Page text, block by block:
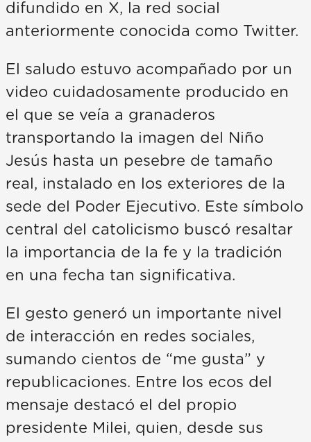
difundido en X, la red social
anteriormente conocida como Twitter.
El saludo estuvo acompañado por un
video cuidadosamente producido en
el que se veía a granaderos
transportando la imagen del Niño
Jesús hasta un pesebre de tamaño
real, instalado en los exteriores de la
sede del Poder Ejecutivo. Este símbolo
central del catolicismo buscó resaltar
la importancia de la fe y la tradición
en una fecha tan significativa.
El gesto generó un importante nivel
de interacción en redes sociales,
sumando cientos de “me gusta” y
republicaciones. Entre los ecos del
mensaje destacó el del propio
presidente Milei, quien, desde sus